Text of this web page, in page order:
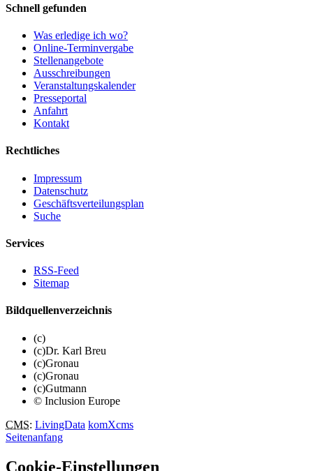
Schnell gefunden
Was erledige ich wo?
Online-Terminvergabe
Stellenangebote
Ausschreibungen
Veranstaltungskalender
Presseportal
Anfahrt
Kontakt
Rechtliches
Impressum
Datenschutz
Geschäftsverteilungsplan
Suche
Services
RSS-Feed
Sitemap
Bildquellenverzeichnis
(c)
(c)Dr. Karl Breu
(c)Gronau
(c)Gronau
(c)Gutmann
© Inclusion Europe
CMS: LivingData komXcms
Seitenanfang
Cookie-Einstellungen